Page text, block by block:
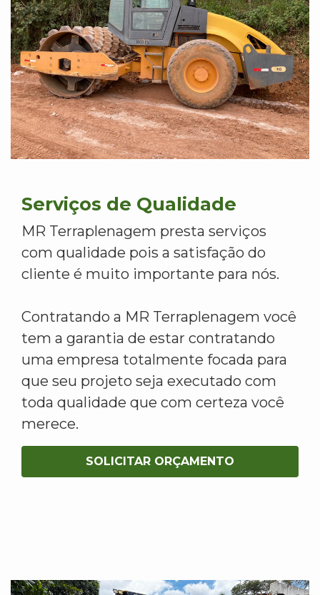
Serviços de Qualidade
MR Terraplenagem presta serviços
com qualidade pois a satisfação do
cliente é muito importante para nós.
Contratando a MR Terraplenagem você
tem a garantia de estar contratando
uma empresa totalmente focada para
que seu projeto seja executado com
toda qualidade que com certeza você
merece.
SOLICITAR ORÇAMENTO